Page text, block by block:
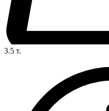
3.5 т.